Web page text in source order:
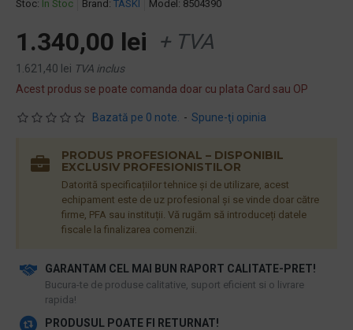
Stoc: În Stoc Brand: TASKI Model: 8504390
Bazată pe 0 note. - Spune-ţi opinia
1.340,00 lei + TVA
1.621,40 lei TVA inclus
Acest produs se poate comanda doar cu plata Card sau OP
GARANTAM CEL MAI BUN RAPORT CALITATE-PRET!
​Bucura-te de produse calitative, suport eficient si o livrare
rapida!
PRODUSUL POATE FI RETURNAT!
PRODUS PROFESIONAL – DISPONIBIL
EXCLUSIV PROFESIONISTILOR
Datorită specificațiilor tehnice și de utilizare, acest
echipament este de uz profesional și se vinde doar către
firme, PFA sau instituții. Vă rugăm să introduceți datele
fiscale la finalizarea comenzii.